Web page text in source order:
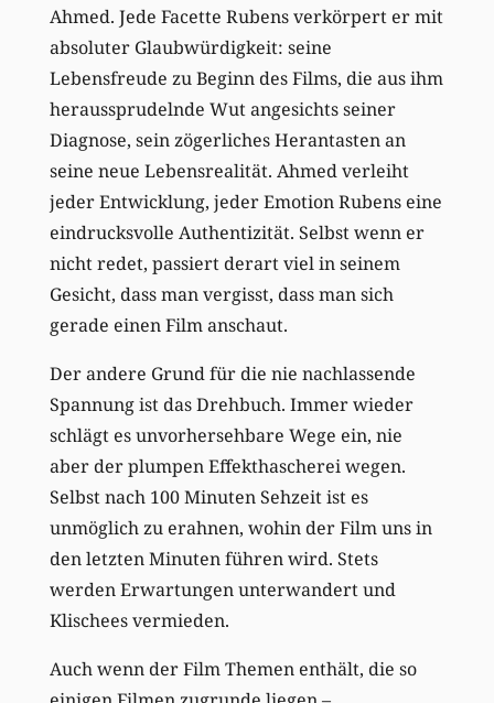
Ahmed. Jede Facette Rubens verkörpert er mit
absoluter Glaubwürdigkeit: seine
Lebensfreude zu Beginn des Films, die aus ihm
heraussprudelnde Wut angesichts seiner
Diagnose, sein zögerliches Herantasten an
seine neue Lebensrealität. Ahmed verleiht
jeder Entwicklung, jeder Emotion Rubens eine
eindrucksvolle Authentizität. Selbst wenn er
nicht redet, passiert derart viel in seinem
Gesicht, dass man vergisst, dass man sich
gerade einen Film anschaut.
Der andere Grund für die nie nachlassende
Spannung ist das Drehbuch. Immer wieder
schlägt es unvorhersehbare Wege ein, nie
aber der plumpen Effekthascherei wegen.
Selbst nach 100 Minuten Sehzeit ist es
unmöglich zu erahnen, wohin der Film uns in
den letzten Minuten führen wird. Stets
werden Erwartungen unterwandert und
Klischees vermieden.
Auch wenn der Film Themen enthält, die so